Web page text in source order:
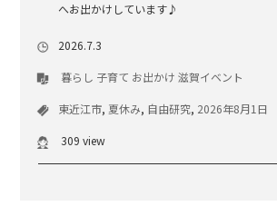
へお出かけしています♪
2026.7.3
暮らし 子育て お出かけ 滋賀イベント
東近江市, 夏休み, 自由研究, 2026年8月1日
309 view